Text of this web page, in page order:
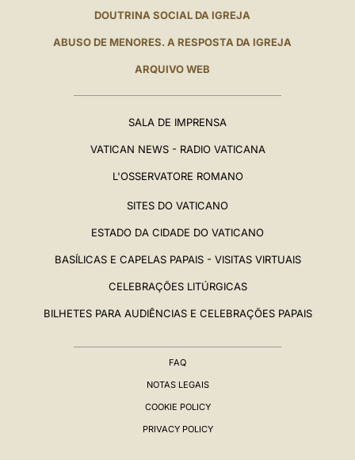
DOUTRINA SOCIAL DA IGREJA
ABUSO DE MENORES. A RESPOSTA DA IGREJA
ARQUIVO WEB
SALA DE IMPRENSA
VATICAN NEWS - RADIO VATICANA
L'OSSERVATORE ROMANO
SITES DO VATICANO
ESTADO DA CIDADE DO VATICANO
BASÍLICAS E CAPELAS PAPAIS - VISITAS VIRTUAIS
CELEBRAÇÕES LITÚRGICAS
BILHETES PARA AUDIÊNCIAS E CELEBRAÇÕES PAPAIS
FAQ
NOTAS LEGAIS
COOKIE POLICY
PRIVACY POLICY